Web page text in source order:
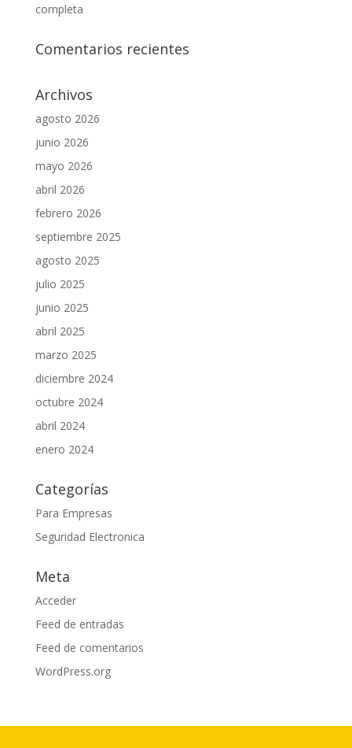
completa
Comentarios recientes
Archivos
agosto 2026
junio 2026
mayo 2026
abril 2026
febrero 2026
septiembre 2025
agosto 2025
julio 2025
junio 2025
abril 2025
marzo 2025
diciembre 2024
octubre 2024
abril 2024
enero 2024
Categorías
Para Empresas
Seguridad Electronica
Meta
Acceder
Feed de entradas
Feed de comentarios
WordPress.org